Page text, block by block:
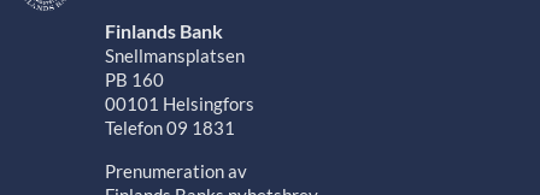
Finlands Bank
Snellmansplatsen
PB 160
00101 Helsingfors
Telefon 09 1831
Prenumeration av